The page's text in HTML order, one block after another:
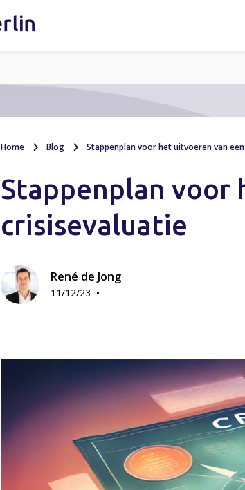
Home Blog Stappenplan voor het uitvoeren van
Stappenplan voor
crisisevaluatie
René de Jong
11/12/23 •